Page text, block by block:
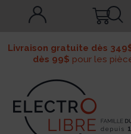
Livraison gratuite dès
dès 99$ pour les